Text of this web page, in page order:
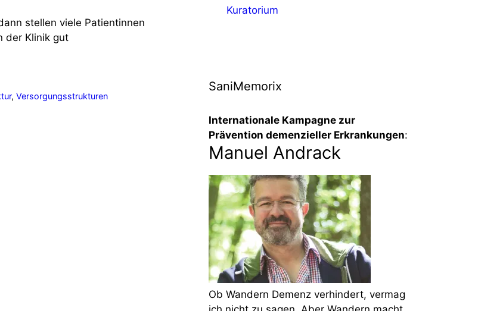
stellen viele Patientinnen
der Klinik gut
,Versorgungsstrukturen
Kuratorium
SaniMemorix
Internationale Kampagne zur
Prävention demenzieller Erkrankungen:
Manuel Andrack
Ob Wandern Demenz verhindert, vermag